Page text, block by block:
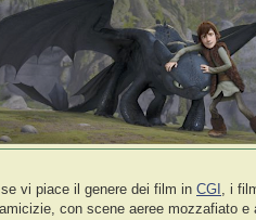
se vi piace il genere dei film in CGI , i
con scene aeree mozzafiato e